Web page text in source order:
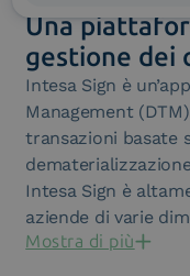
Una
gestione dei
Intesa Sign è
Management
transazioni basate
Intesa Sign è
aziende di varie
Mostra di più